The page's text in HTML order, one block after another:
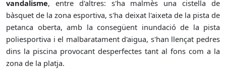
vandalisme, entre d'altres: s'ha malmès una cistella de
bàsquet de la zona esportiva, s'ha deixat l'aixeta de la pista de
petanca oberta, amb la consegüent inundació de la pista
poliesportiva i el malbaratament d'aigua, s'han llençat pedres
dins la piscina provocant desperfectes tant al fons com a la
zona de la platja.